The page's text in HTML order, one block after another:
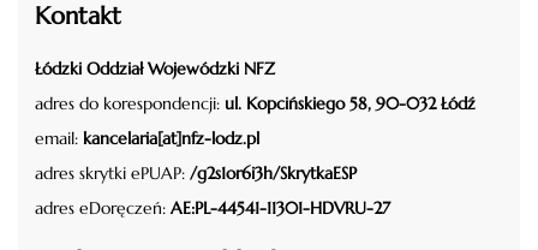
Kontakt
Łódzki Oddział Wojewódzki NFZ
adres do korespondencji: ul. Kopcińskiego 58, 90-032 Łódź
email: kancelaria[at]nfz-lodz.pl
adres skrytki ePUAP: /g2s1or6i3h/SkrytkaESP
adres eDoręczeń: AE:PL-44541-11301-HDVRU-27